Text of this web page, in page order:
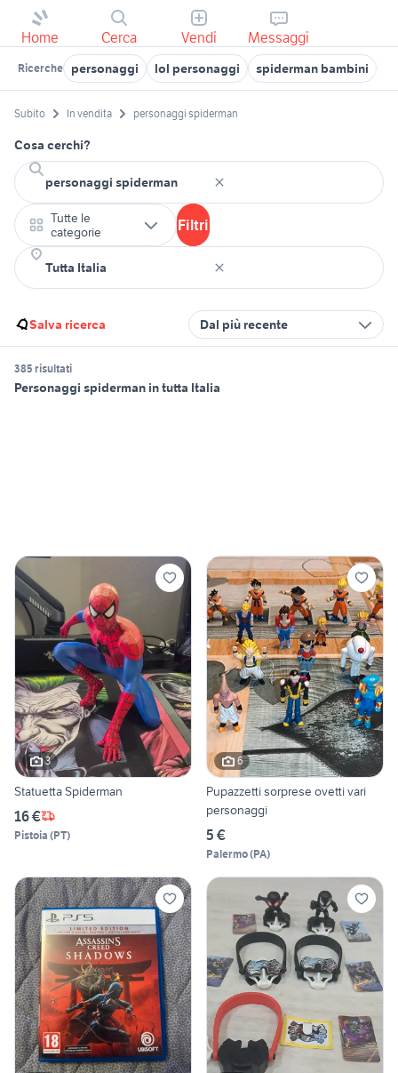
Home Cerca Vendi Messaggi
Ricerche personaggi lol personaggi spiderman bambini
Subito In vendita personaggi spiderman
Cosa cerchi?
Tutte le
categorie
Filtri
Salva ricerca Dal più recente
385 risultati
Personaggi spiderman in tutta Italia
3
Statuetta Spiderman
16 €
Pistoia (PT)
6
Pupazzetti sorprese ovetti vari
personaggi
5 €
Palermo(PA)